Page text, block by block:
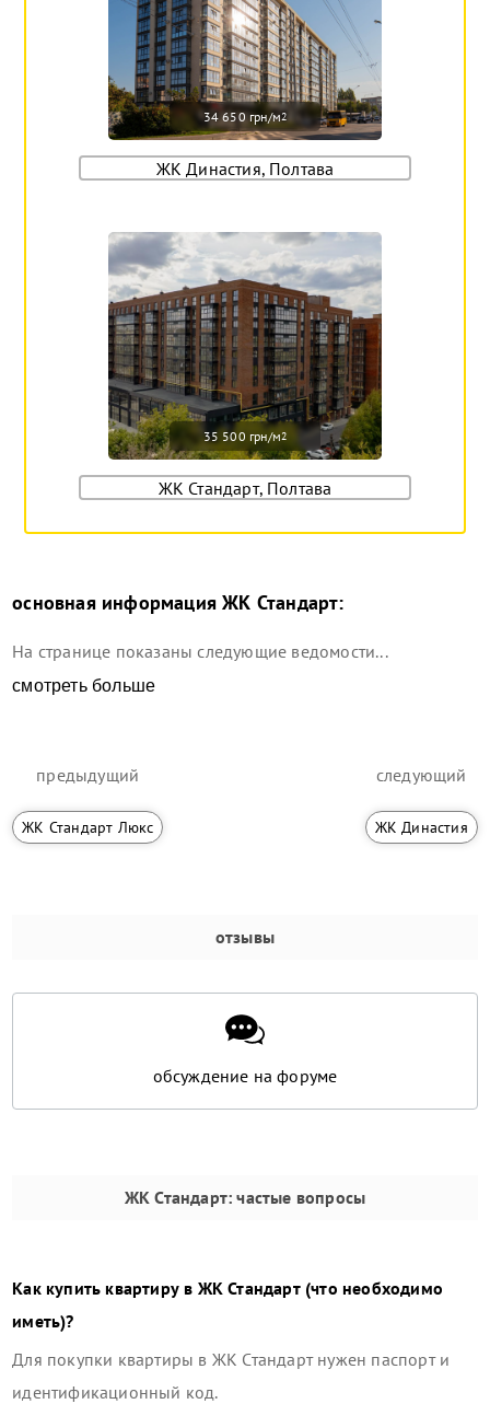
34 650 грн/м2
ЖК Династия, Полтава
35 500 грн/м2
ЖК Стандарт, Полтава
основная информация ЖК Стандарт:
На странице показаны следующие ведомости...
смотреть больше
предыдущий
ЖК Стандарт Люкс
следующий
ЖК Династия
отзывы
обсуждение на форуме
ЖК Стандарт: частые вопросы
Как купить квартиру в ЖК Стандарт(что необходимо
иметь)?
Для покупки квартиры в ЖК Стандартнужен паспорт и
идентификационный код.